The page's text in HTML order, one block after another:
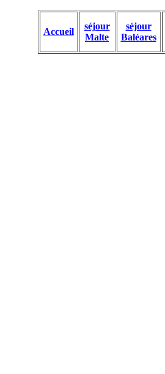
Accueil
séjour
Malte
séjour
Baléares